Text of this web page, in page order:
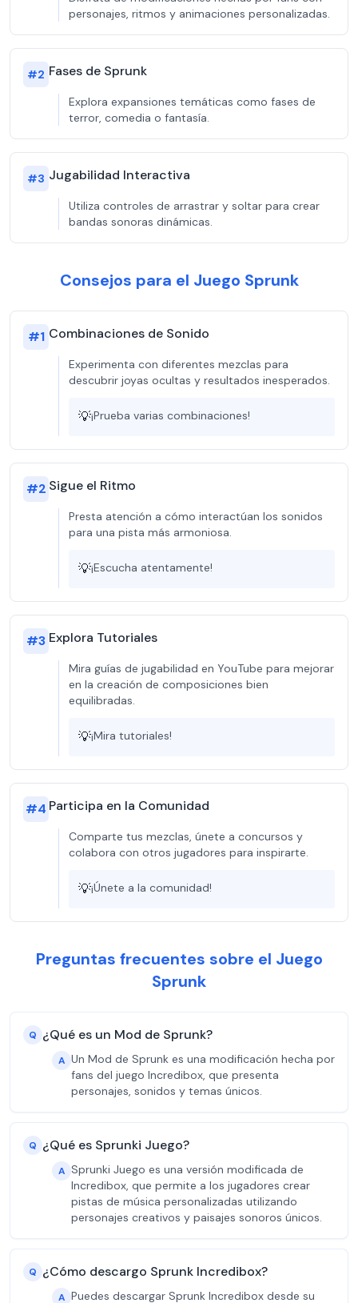
personajes, ritmos y animaciones personalizadas.
#2 Fases de Sprunk
Explora expansiones temáticas como fases de
terror, comedia o fantasía.
#3 Jugabilidad Interactiva
Utiliza controles de arrastrar y soltar para crear
bandas sonoras dinámicas.
Consejos para el Juego Sprunk
#1 Combinaciones de Sonido
Experimenta con diferentes mezclas para
descubrir joyas ocultas y resultados inesperados.
💡¡Prueba varias combinaciones!
#2 Sigue el Ritmo
Presta atención a cómo interactúan los sonidos
para una pista más armoniosa.
💡¡Escucha atentamente!
#3 Explora Tutoriales
Mira guías de jugabilidad en YouTube para mejorar
en la creación de composiciones bien
equilibradas.
💡¡Mira tutoriales!
#4 Participa en la Comunidad
Comparte tus mezclas, únete a concursos y
colabora con otros jugadores para inspirarte.
💡¡Únete a la comunidad!
Preguntas frecuentes sobre el Juego
Sprunk
Q ¿Qué es un Mod de Sprunk?
A Un Mod de Sprunk es una modificación hecha por
fans del juego Incredibox, que presenta
personajes, sonidos y temas únicos.
Q ¿Qué es Sprunki Juego?
A Sprunki Juego es una versión modificada de
Incredibox, que permite a los jugadores crear
pistas de música personalizadas utilizando
personajes creativos y paisajes sonoros únicos.
Q ¿Cómo descargo Sprunk Incredibox?
A Puedes descargar Sprunk Incredibox desde su